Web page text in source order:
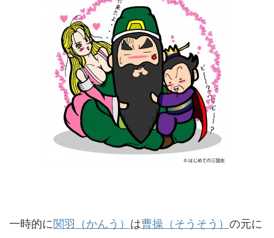
一時的に関羽（かんう） は曹操（そうそう） の元に